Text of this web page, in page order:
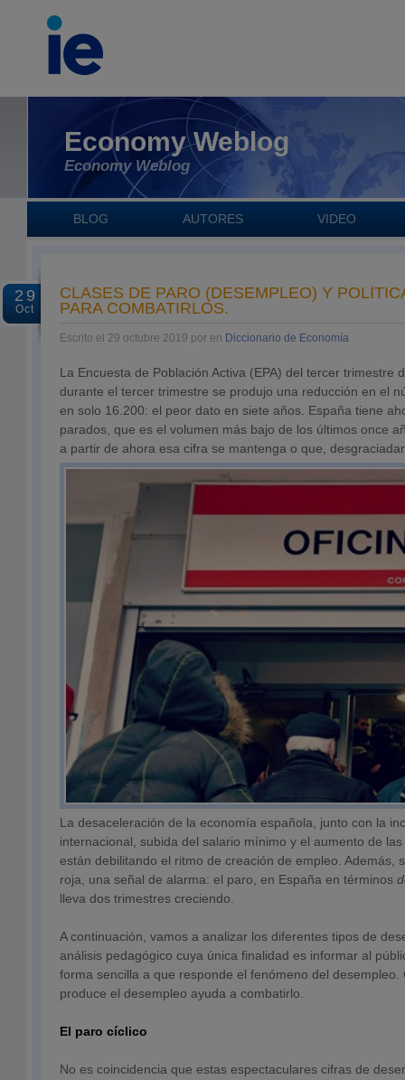
Economy Weblog
Economy Weblog
BLOG AUTORES VIDEO
29
Oct
CLASES DE PARO (DESEMPLEO) Y
PARA COMBATIRLOS.
Escrito el 29 octubre 2019 por en Diccionario de Economía
La Encuesta de Población Activa (EPA) del tercer trimestre
durante el tercer trimestre se produjo una reducción en el
en solo 16.200: el peor dato en siete años. España tiene
parados, que es el volumen más bajo de los últimos once
a partir de ahora esa cifra se mantenga o que,
La desaceleración de la economía española, junto con la
internacional, subida del salario mínimo y el aumento de
están debilitando el ritmo de creación de empleo. Además,
roja, una señal de alarma: el paro, en España en términos
lleva dos trimestres creciendo.
A continuación, vamos a analizar los diferentes tipos de
análisis pedagógico cuya única finalidad es informar al
forma sencilla a que responde el fenómeno del
produce el desempleo ayuda a combatirlo.
El paro cíclico
No es coincidencia que estas espectaculares cifras de